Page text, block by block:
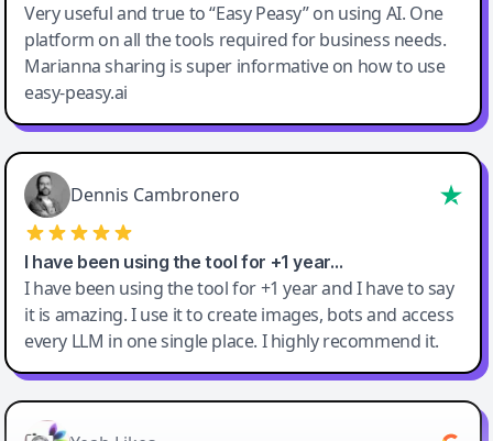
Very useful and true to “Easy Peasy” on using AI. One
platform on all the tools required for business needs.
Marianna sharing is super informative on how to use
easy-peasy.ai
Dennis Cambronero
I have been using the tool for +1 year…
I have been using the tool for +1 year and I have to say
it is amazing. I use it to create images, bots and access
every LLM in one single place. I highly recommend it.